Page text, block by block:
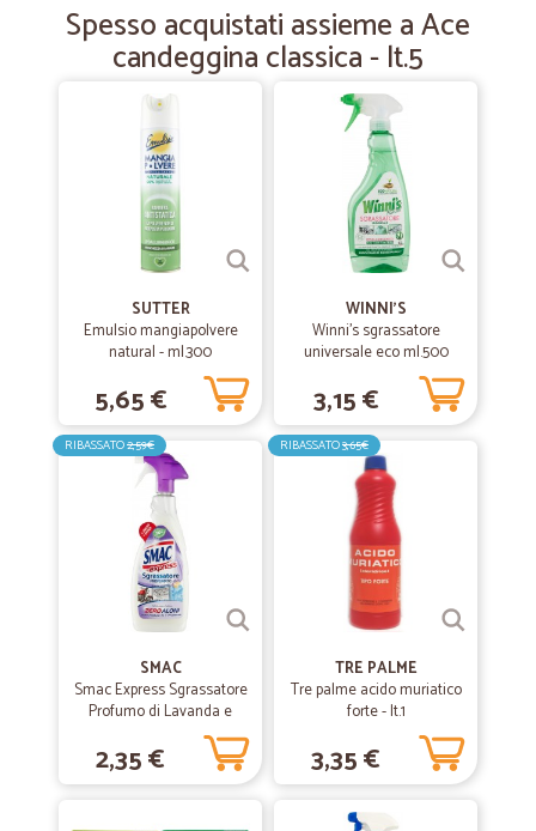
Spesso acquistati assieme a Ace
candeggina classica - lt.5
SUTTER
Emulsio mangiapolvere
natural - ml.300
5,65 €
WINNI'S
Winni's sgrassatore
universale eco ml.500
3,15 €
RIBASSATO2,59€
SMAC
Smac Express Sgrassatore
Profumo di Lavanda e
Marsiglia, 650 ml
2,35 €
RIBASSATO3,65€
TRE PALME
Tre palme acido muriatico
forte - lt.1
3,35 €